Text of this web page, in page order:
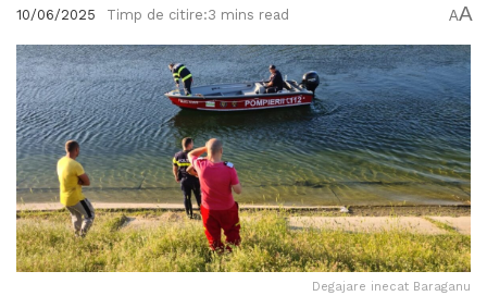
10/06/2025 Timp de citire:3 mins read AA
Degajare inecat Baraganu